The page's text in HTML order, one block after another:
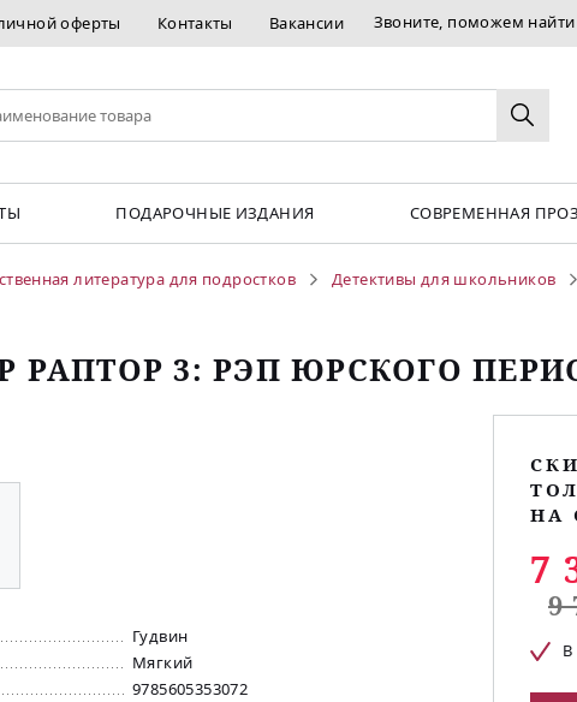
оферты Контакты Вакансии Звоните, поможем найти
ПОДАРОЧНЫЕ ИЗДАНИЯ СОВРЕМЕННАЯ
литература для подростков
Детективы для школьников
РАПТОР 3: РЭП ЮРСКОГО
Гудвин
Мягкий
9785605353072
НА
7
9
В